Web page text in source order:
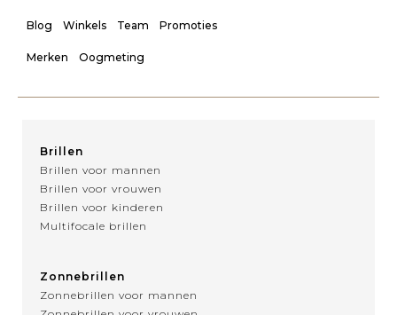
Blog Winkels Team Promoties
Merken Oogmeting
Brillen
Brillen voor mannen
Brillen voor vrouwen
Brillen voor kinderen
Multifocale brillen
Zonnebrillen
Zonnebrillen voor mannen